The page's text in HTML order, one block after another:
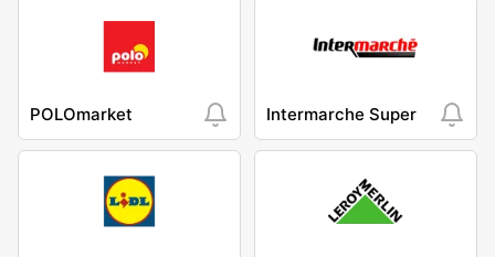
POLOmarket Intermarche Super